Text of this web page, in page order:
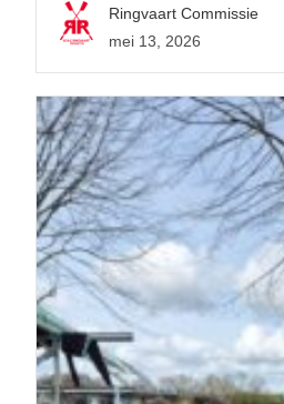
Ringvaart Commissie
mei 13, 2026